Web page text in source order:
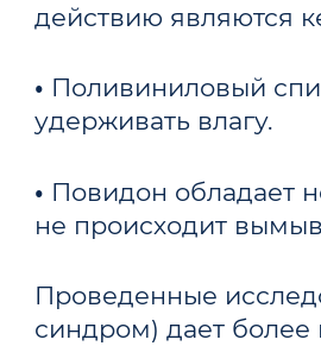
действию являются
• Поливиниловый
удерживать влагу.
• Повидон обладает
не происходит
Проведенные
синдром) дает